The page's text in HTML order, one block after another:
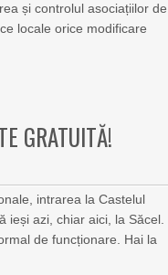
și controlul asociațiilor de
locale orice modificare
GRATUITĂ!
intrarea la Castelul
ieși azi, chiar aici, la Săcel.
de funcționare. Hai la